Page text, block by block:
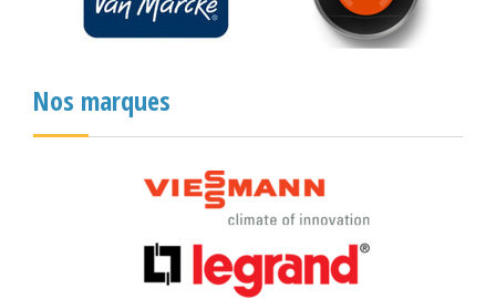
Nos marques